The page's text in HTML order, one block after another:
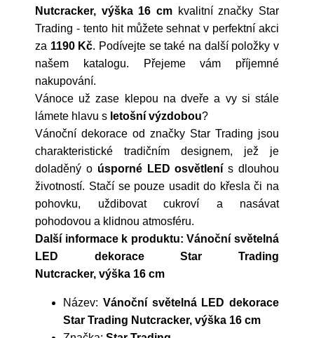
Nutcracker, výška 16 cm kvalitní značky Star
Trading - tento hit můžete sehnat v perfektní akci
za 1190 Kč. Podívejte se také na další položky v
našem katalogu. Přejeme vám příjemné
nakupování.
Vánoce už zase klepou na dveře a vy si stále
lámete hlavu s letošní výzdobou?
Vánoční dekorace od značky Star Trading jsou
charakteristické tradičním designem, jež je
doladěný o úsporné LED osvětlení s dlouhou
životností. Stačí se pouze usadit do křesla či na
pohovku, uždibovat cukroví a nasávat
pohodovou a klidnou atmosféru.
Další informace k produktu: Vánoční světelná
LED dekorace Star Trading
Nutcracker, výška 16 cm
Název: Vánoční světelná LED dekorace
Star Trading Nutcracker, výška 16 cm